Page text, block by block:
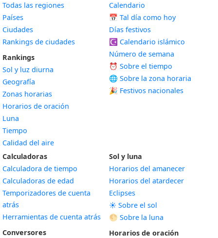
Todas las regiones
Países
Ciudades
Rankings de ciudades
Rankings
Sol y luz diurna
Geografía
Zonas horarias
Horarios de oración
Luna
Tiempo
Calidad del aire
Calendario
📅 Tal día como hoy
Días festivos
☪️ Calendario islámico
Número de semana
⏰ Sobre el tiempo
🌐 Sobre la zona horaria
🎉 Festivos nacionales
Calculadoras
Calculadora de tiempo
Calculadoras de edad
Temporizadores de cuenta
atrás
Herramientas de cuenta atrás
Conversores
Sol y luna
Horarios del amanecer
Horarios del atardecer
Eclipses
☀️ Sobre el sol
🌕 Sobre la luna
Horarios de oración